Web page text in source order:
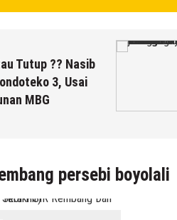
Tutup ?? Nasib
3, Usai
MBG
persebi boyolali